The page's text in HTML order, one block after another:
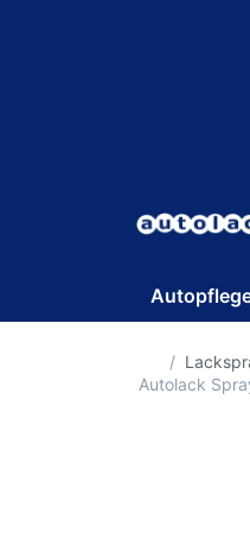
Startseite
Autolack